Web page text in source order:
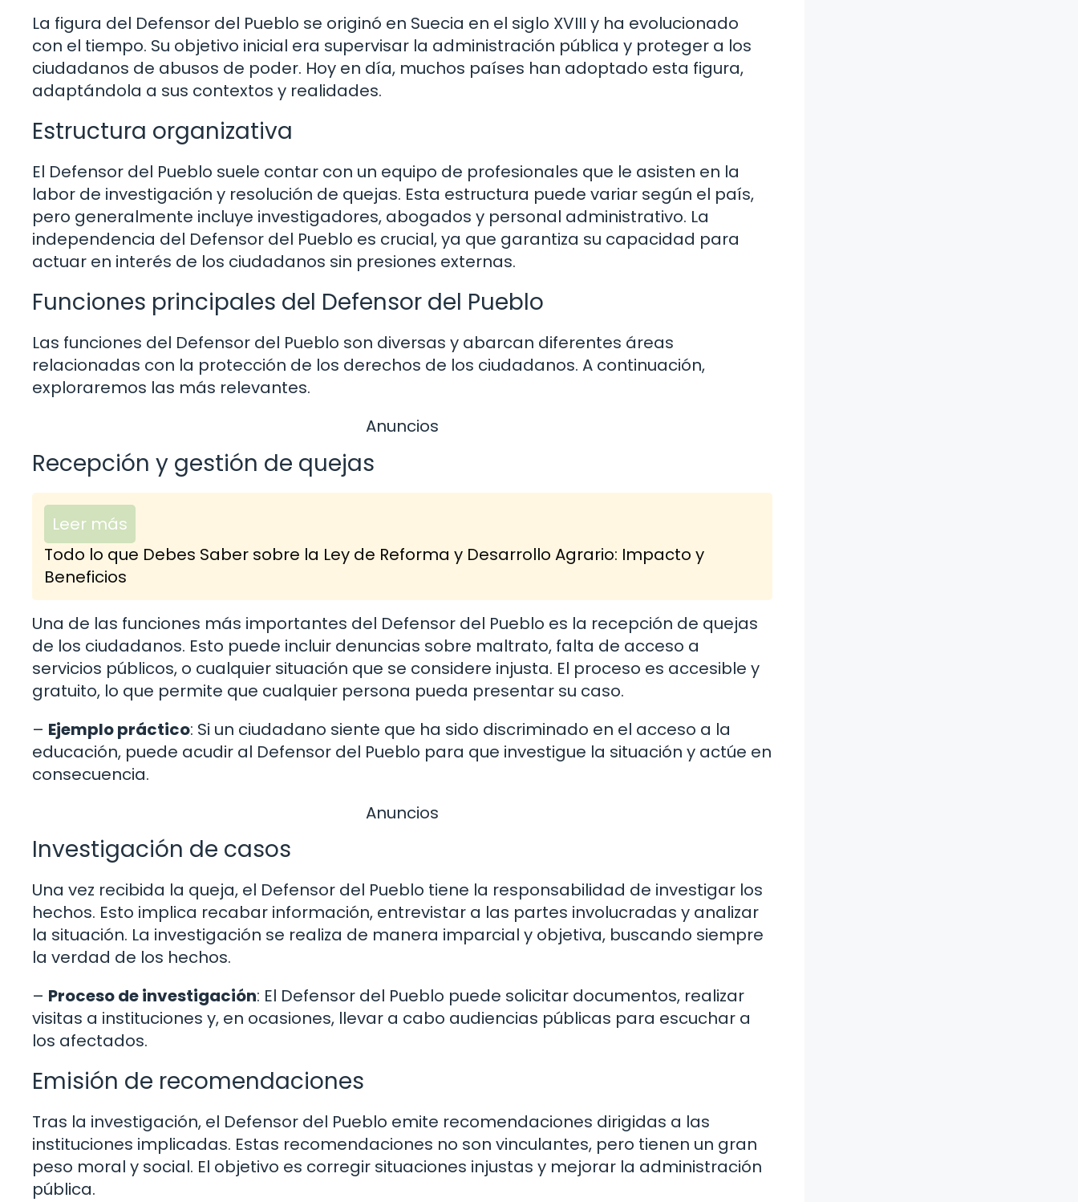
La figura del Defensor del Pueblo se originó en Suecia en el siglo XVIII y ha evolucionado
con el tiempo. Su objetivo inicial era supervisar la administración pública y proteger a los
ciudadanos de abusos de poder. Hoy en día, muchos países han adoptado esta figura,
adaptándola a sus contextos y realidades.
Estructura organizativa
El Defensor del Pueblo suele contar con un equipo de profesionales que le asisten en la
labor de investigación y resolución de quejas. Esta estructura puede variar según el país,
pero generalmente incluye investigadores, abogados y personal administrativo. La
independencia del Defensor del Pueblo es crucial, ya que garantiza su capacidad para
actuar en interés de los ciudadanos sin presiones externas.
Funciones principales del Defensor del Pueblo
Las funciones del Defensor del Pueblo son diversas y abarcan diferentes áreas
relacionadas con la protección de los derechos de los ciudadanos. A continuación,
exploraremos las más relevantes.
Anuncios
Recepción y gestión de quejas
Leer más
Todo lo que Debes Saber sobre la Ley de Reforma y Desarrollo Agrario: Impacto y
Beneficios
Una de las funciones más importantes del Defensor del Pueblo es la recepción de quejas
de los ciudadanos. Esto puede incluir denuncias sobre maltrato, falta de acceso a
servicios públicos, o cualquier situación que se considere injusta. El proceso es accesible y
gratuito, lo que permite que cualquier persona pueda presentar su caso.
– Ejemplo práctico: Si un ciudadano siente que ha sido discriminado en el acceso a la
educación, puede acudir al Defensor del Pueblo para que investigue la situación y actúe en
consecuencia.
Anuncios
Investigación de casos
Una vez recibida la queja, el Defensor del Pueblo tiene la responsabilidad de investigar los
hechos. Esto implica recabar información, entrevistar a las partes involucradas y analizar
la situación. La investigación se realiza de manera imparcial y objetiva, buscando siempre
la verdad de los hechos.
– Proceso de investigación: El Defensor del Pueblo puede solicitar documentos, realizar
visitas a instituciones y, en ocasiones, llevar a cabo audiencias públicas para escuchar a
los afectados.
Emisión de recomendaciones
Tras la investigación, el Defensor del Pueblo emite recomendaciones dirigidas a las
instituciones implicadas. Estas recomendaciones no son vinculantes, pero tienen un gran
peso moral y social. El objetivo es corregir situaciones injustas y mejorar la administración
pública.